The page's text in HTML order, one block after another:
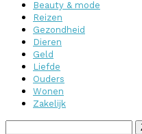
Beauty & mode
Reizen
Gezondheid
Dieren
Geld
Liefde
Ouders
Wonen
Zakelijk